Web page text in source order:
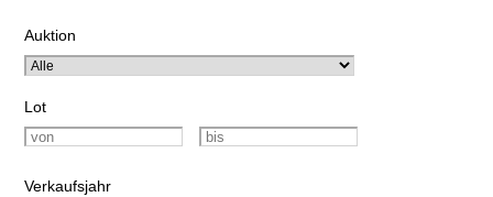
Auktion
Lot
Verkaufsjahr